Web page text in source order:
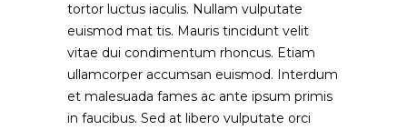
tortor luctus iaculis. Nullam vulputate
euismod mat tis. Mauris tincidunt velit
vitae dui condimentum rhoncus. Etiam
ullamcorper accumsan euismod. Interdum
et malesuada fames ac ante ipsum primis
in faucibus. Sed at libero vulputate orci